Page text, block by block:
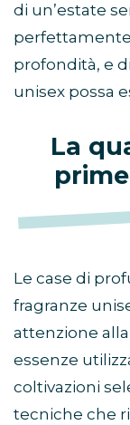
di un’estate
profondità, e
unisex possa
La
Le case di
fragranze
attenzione
essenze
coltivazioni
tecniche che